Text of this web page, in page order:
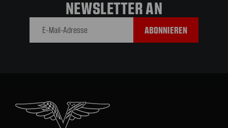
NEWSLETTER AN